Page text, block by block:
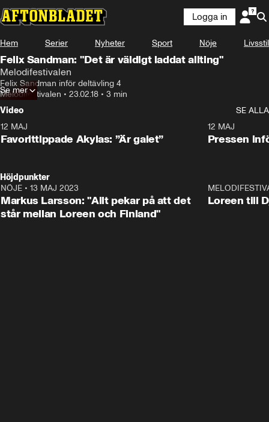
Logga in
Hem Serier Nyheter Sport Nöje Livsstil
Felix Sandman: "Det är väldigt laddat allting"
Melodifestivalen
Felix Sandman inför deltävling 4
Melodifestivalen • 23.02.18 • 3 min
Se mer
Video
SE ALLA
12 MAJ
Favorittippade Akylas: ”Är galet”
12 MAJ
Pressen
Höjdpunkter
NÖJE • 13 MAJ 2023
Markus Larsson: "Allt pekar på att det
står mellan Loreen och Finland"
Loreen till